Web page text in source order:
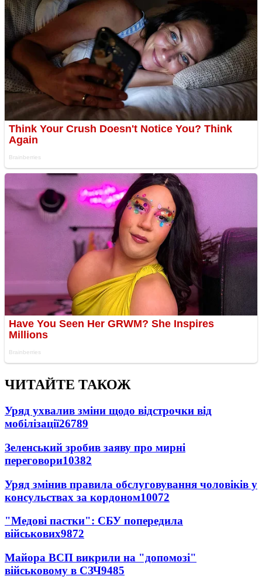
ЧИТАЙТЕ ТАКОЖ
Уряд ухвалив зміни щодо відстрочки від
мобілізації26789
Зеленський зробив заяву про мирні
переговори10382
Уряд змінив правила обслуговування чоловіків у
консульствах за кордоном10072
"Медові пастки": СБУ попередила
військових9872
Майора ВСП викрили на "допомозі"
військовому в СЗЧ9485